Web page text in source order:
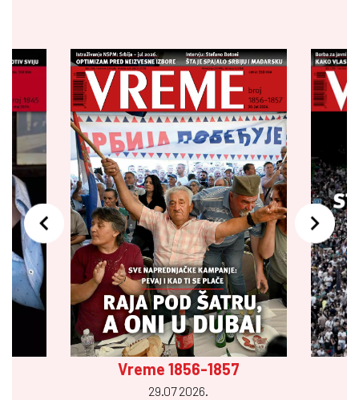
Vreme 1856-1857
29.07 2026.